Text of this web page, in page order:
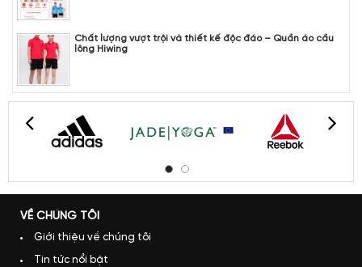
Chất lượng vượt trội và thiết kế độc đáo – Quần áo cầu
lông Hiwing
VỀ CHÚNG TÔI
Giới thiệu về chúng tôi
Tin tức nổi bật